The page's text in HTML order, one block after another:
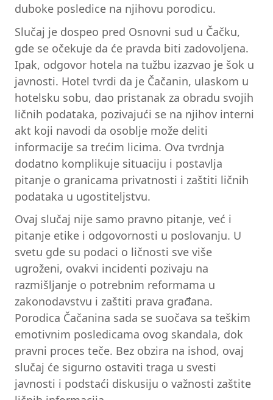
duboke posledice na njihovu porodicu.
Slučaj je dospeo pred Osnovni sud u Čačku,
gde se očekuje da će pravda biti zadovoljena.
Ipak, odgovor hotela na tužbu izazvao je šok u
javnosti. Hotel tvrdi da je Čačanin, ulaskom u
hotelsku sobu, dao pristanak za obradu svojih
ličnih podataka, pozivajući se na njihov interni
akt koji navodi da osoblje može deliti
informacije sa trećim licima. Ova tvrdnja
dodatno komplikuje situaciju i postavlja
pitanje o granicama privatnosti i zaštiti ličnih
podataka u ugostiteljstvu.
Ovaj slučaj nije samo pravno pitanje, već i
pitanje etike i odgovornosti u poslovanju. U
svetu gde su podaci o ličnosti sve više
ugroženi, ovakvi incidenti pozivaju na
razmišljanje o potrebnim reformama u
zakonodavstvu i zaštiti prava građana.
Porodica Čačanina sada se suočava sa teškim
emotivnim posledicama ovog skandala, dok
pravni proces teče. Bez obzira na ishod, ovaj
slučaj će sigurno ostaviti traga u svesti
javnosti i podstaći diskusiju o važnosti zaštite